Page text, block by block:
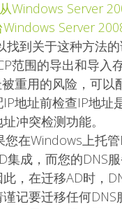
Windows Server
Server
找到关于这种方法
范围的导出和导入
重用的风险，可以
地址前检查IP地址
冲突检测功能。
您在Windows上托
集成，而您的DNS
，在迁移AD时，
记要迁移任何DNS